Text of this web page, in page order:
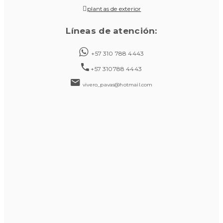
plantas de exterior
Líneas de atención:
+57 310 788 4443
+57 310788 4443
vivero_pavas@hotmail.com